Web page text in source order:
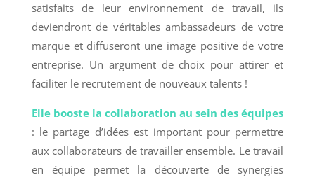
satisfaits de leur environnement de travail, ils
deviendront de véritables ambassadeurs de votre
marque et diffuseront une image positive de votre
entreprise. Un argument de choix pour attirer et
faciliter le recrutement de nouveaux talents !
Elle booste la collaboration au sein des équipes
: le partage d’idées est important pour permettre
aux collaborateurs de travailler ensemble. Le travail
en équipe permet la découverte de synergies